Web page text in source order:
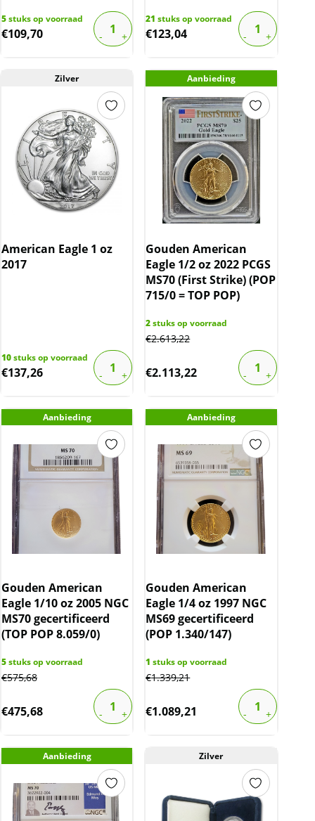
5stuks op voorraad
€109,70
21 stuks op voorraad
€123,04
Zilver
American Eagle 1 oz
2017
10stuks op voorraad
€137,26
Aanbieding
Gouden American
Eagle 1/2 oz 2022 PCGS
MS70 (First Strike) (POP
715/0 = TOP POP)
2stuks op voorraad
€2.613,22
€2.113,22
Aanbieding
Gouden American
Eagle 1/10 oz 2005 NGC
MS70 gecertificeerd
(TOP POP 8.059/0)
5stuks op voorraad
€575,68
€475,68
Aanbieding
Gouden American
Eagle 1/4 oz 1997 NGC
MS69 gecertificeerd
(POP 1.340/147)
1 stuks op voorraad
€1.339,21
€1.089,21
Aanbieding Zilver